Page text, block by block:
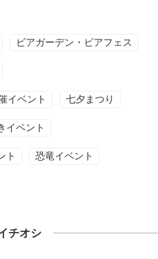
ビアガーデン・ビアフェス
イベント 七夕まつり
イベント
ト 恐竜イベント
チオシ